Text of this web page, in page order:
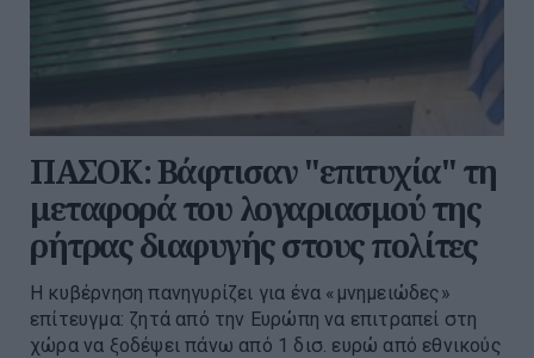
ΠΑΣΟΚ: Βάφτισαν "επιτυχία" τη
μεταφορά του λογαριασμού της
ρήτρας διαφυγής στους πολίτες
Η κυβέρνηση πανηγυρίζει για ένα «μνημειώδες»
επίτευγμα: ζητά από την Ευρώπη να επιτραπεί στη
χώρα να ξοδέψει πάνω από 1 δισ. ευρώ από εθνικούς